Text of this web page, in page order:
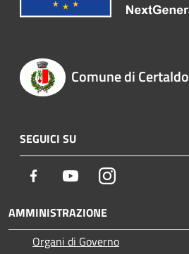
Comune di Certaldo
SEGUICI SU
Facebook YoutubeInstagram
AMMINISTRAZIONE
Organi di Governo